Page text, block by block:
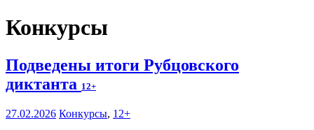
Конкурсы
Подведены итоги Рубцовского
диктанта 12+
27.02.2026 Конкурсы, 12+